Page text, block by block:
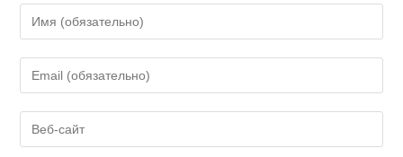
свое
имя
или
пользователя,
чтобы
свой
email-
адрес,
URL